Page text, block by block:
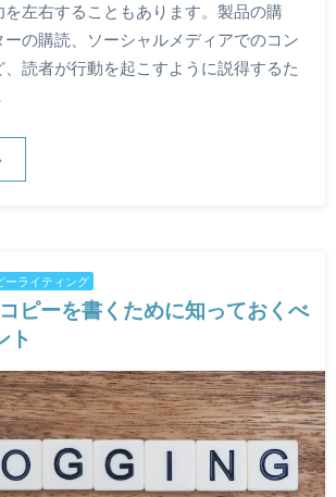
を左右することもあります。製品の購
ーの購読、ソーシャルメディアでのコン
読者が行動を起こすように説得するた
ーライティング
ピーを書くために知っておくべ
ト